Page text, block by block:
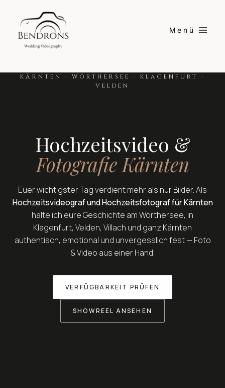
content
Menü
KÄRNTEN · WÖRTHERSEE · KLAGENFURT ·
VELDEN
Hochzeitsvideo &
Fotografie Kärnten
Euer wichtigster Tag verdient mehr als nur Bilder. Als
Hochzeitsvideograf und Hochzeitsfotograf für Kärnten
halte ich eure Geschichte am Wörthersee, in
Klagenfurt, Velden, Villach und ganz Kärnten
authentisch, emotional und unvergesslich fest — Foto
& Video aus einer Hand.
VERFÜGBARKEIT PRÜFEN
SHOWREEL ANSEHEN